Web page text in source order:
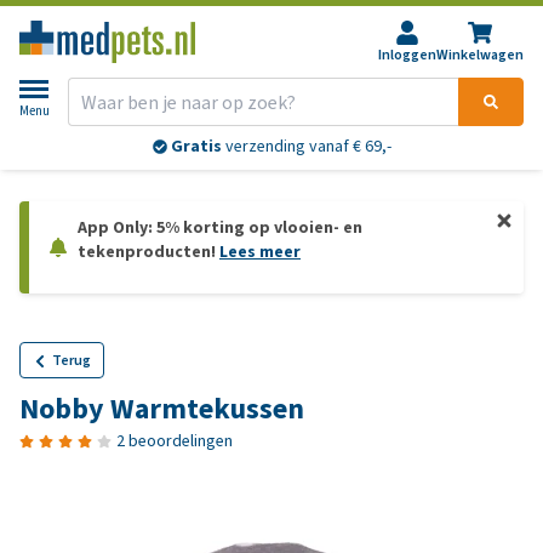
InloggenWinkelwagen
Menu
Gratis verzending vanaf € 69,-
App Only: 5% korting op vlooien- en
tekenproducten! Lees meer
Terug
Nobby Warmtekussen
2 beoordelingen